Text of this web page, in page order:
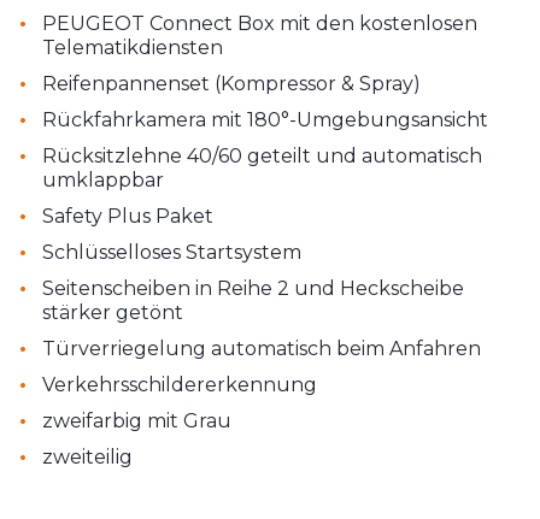
•
PEUGEOT Connect Box mit den kostenlosen
Telematikdiensten
• Reifenpannenset (Kompressor & Spray)
• Rückfahrkamera mit 180°-Umgebungsansicht
•
Rücksitzlehne 40/60 geteilt und automatisch
umklappbar
• Safety Plus Paket
• Schlüsselloses Startsystem
•
Seitenscheiben in Reihe 2 und Heckscheibe
stärker getönt
• Türverriegelung automatisch beim Anfahren
• Verkehrsschildererkennung
• zweifarbig mit Grau
• zweiteilig